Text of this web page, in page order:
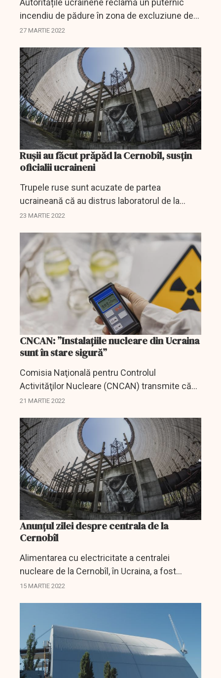
Autoritățile ucrainene reclamă un puternic
incendiu de pădure în zona de excluziune de
lângă fosta centrală nucelară de la Cernobîl.
27 MARTIE 2022
Ruşii au făcut prăpăd la Cernobîl, susţin
oficialii ucraineni
Trupele ruse sunt acuzate de partea
ucraineană că au distrus laboratorul de la
Cernobîl.
23 MARTIE 2022
CNCAN: ”Instalaţiile nucleare din Ucraina
sunt în stare sigură”
Comisia Naţională pentru Controlul
Activităţilor Nucleare (CNCAN) transmite că
toate instalaţiile nucleare de pe teritoriul
pericol, iar...
21 MARTIE 2022
Anunţul zilei despre centrala de la
Cernobîl
Alimentarea cu electricitate a centralei
nucleare de la Cernobîl, în Ucraina, a fost
restabilită, potrivit oficialilor belaruşi, relatează
15 MARTIE 2022